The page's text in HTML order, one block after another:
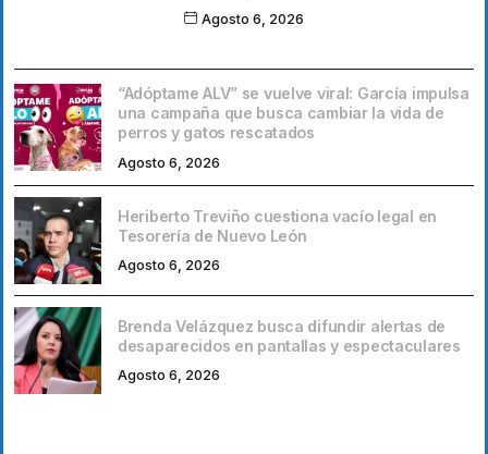
Agosto 6, 2026
“Adóptame ALV” se vuelve viral: García impulsa
una campaña que busca cambiar la vida de
perros y gatos rescatados
Agosto 6, 2026
Heriberto Treviño cuestiona vacío legal en
Tesorería de Nuevo León
Agosto 6, 2026
Brenda Velázquez busca difundir alertas de
desaparecidos en pantallas y espectaculares
Agosto 6, 2026